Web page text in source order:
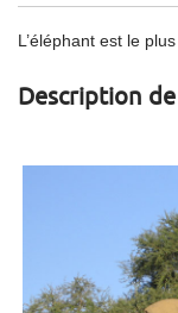
L’éléphant est le
Description